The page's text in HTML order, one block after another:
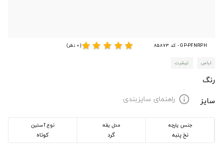
GP-PFNRPH - کد 85873 star
star
star
star
star(0 نظر)
لباس تیشرت
رنگ
سایز
info راهنمای سایزبندی
جنس پارچه
نخ پنبه
مدل یقه
گرد
نوع آستین
کوتاه